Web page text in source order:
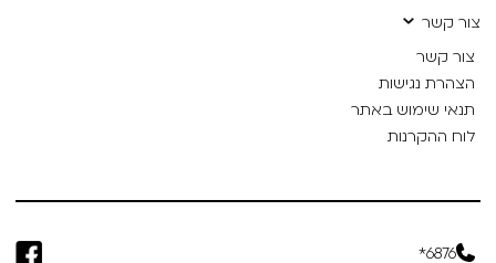
צור קשר
צור קשר
הצהרת נגישות
תנאי שימוש באתר
לוח ההקרנות
6876*